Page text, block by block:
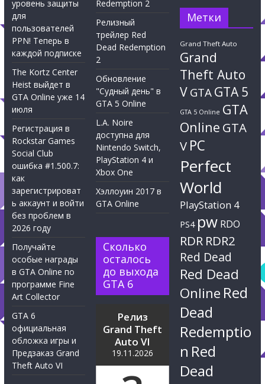
уровень защиты
для
пользователей
PPN! Теперь в
каждой подписке
The Kortz Center
Heist выйдет в
GTA Online уже 14
июля
Регистрация в
Rockstar Games
Social Club
ошибка #1.500.7:
как
зарегистрироват
ь аккаунт и войти
без проблем в
2026 году
Получайте
особые награды
в GTA Online по
программе Fine
Art Collector
GTA 6
официальная
обложка игры и
Предзаказ Grand
Theft Auto VI
Redemption 2
Релизный
трейлер Red
Dead Redemption
2
Обновление
"Судный день" в
GTA 5 Online
L.A. Noire
доступна для
Nintendo Switch,
PlayStation 4 и
Xbox One
Хэллоуин 2017 в
GTA Online
Сколько
осталось
до выхода
GTA 6
Релиз
Grand Theft
Auto VI
19.11.2026
Метки
Grand Theft Auto
Grand
Theft Auto
VGTAGTA 5
GTA 5 Online GTA
Online GTA
V PC
Perfect
World
PlayStation 4
PS4 pw RDO
RDR RDR2
Red Dead
Red Dead
Online Red
Dead
Redemptio
n Red
Dead